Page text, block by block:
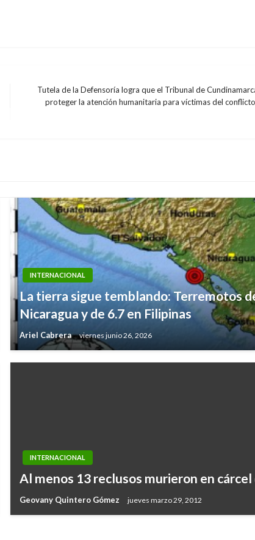
Entrada
Tutela de la Defensoría logra que el Tribunal de
proteger la atención humanitaria para víctimas del
INTERNACIONAL
La tierra sigue temblando: Terremotos
Nicaragua y de 6.7 en Filipinas
Ariel Cabrera viernes junio 26, 2026
INTERNACIONAL
Al menos 13 reclusos murieron en
Geovany Quintero Gómez jueves marzo 29, 2012